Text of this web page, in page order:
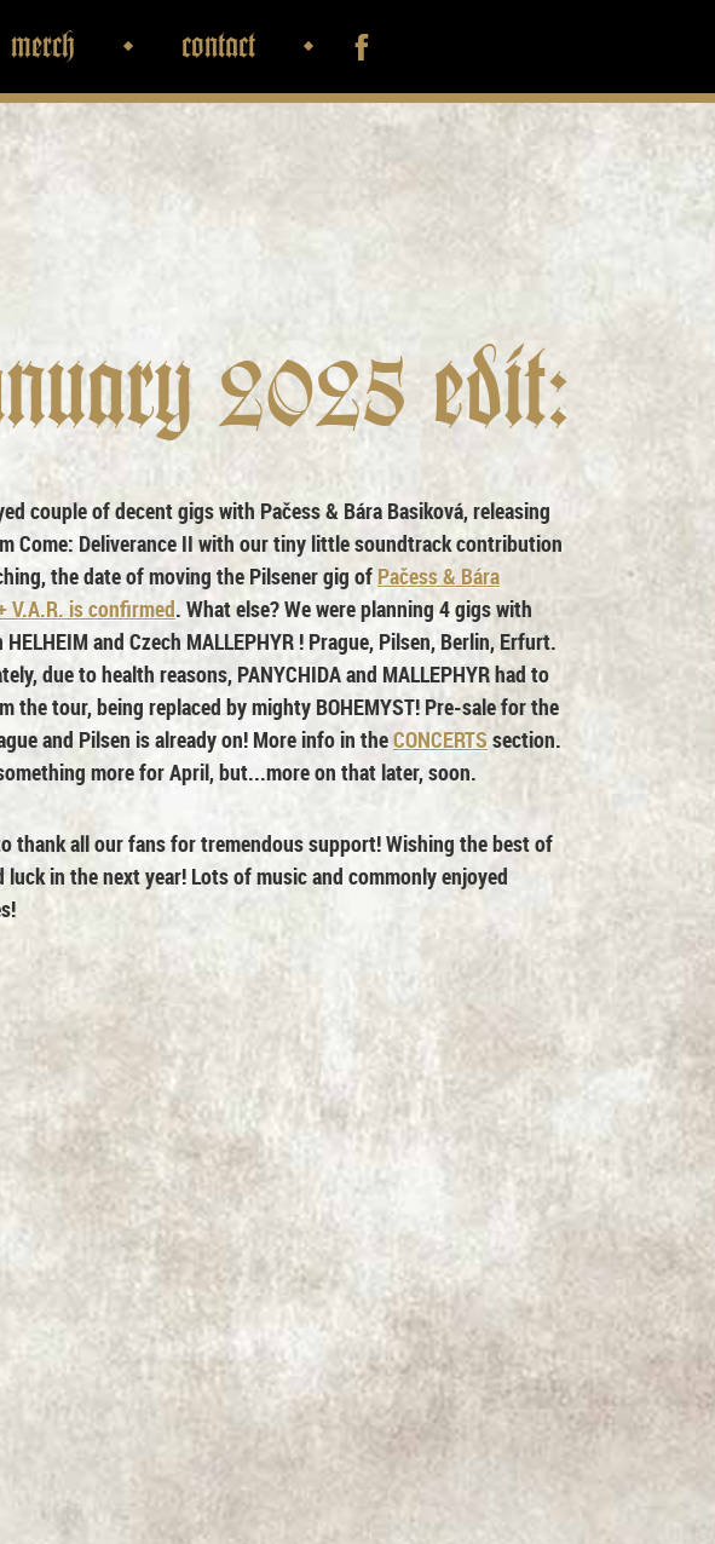
merch contact
2025 edit:
couple of decent gigs with Pačess & Bára Basiková, releasing
Come: Deliverance II with our tiny little soundtrack contribution
the date of moving the Pilsener gig of Pačess & Bára
V.A.R. is confirmed. What else? We were planning 4 gigs with
HELHEIMand Czech MALLEPHYR ! Prague, Pilsen, Berlin, Erfurt.
due to health reasons, PANYCHIDA and MALLEPHYR had to
the tour, being replaced by mighty BOHEMYST! Pre-sale for the
and Pilsen is already on! More info in theCONCERTSsection.
more for April, but...more on that later, soon.
thank all our fans for tremendous support! Wishing the best of
luck in the next year! Lots of music and commonly enjoyed